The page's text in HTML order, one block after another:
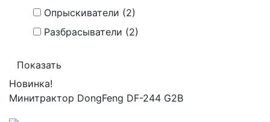
Опрыскиватели (2)
Разбрасыватели (2)
Новинка!
Минитрактор DongFeng DF-244 G2B